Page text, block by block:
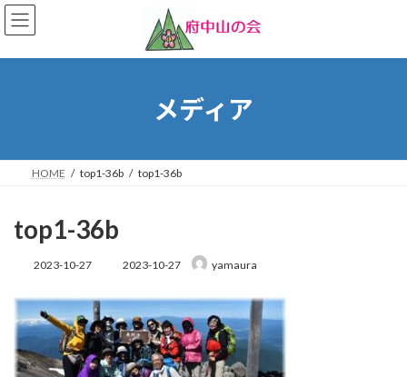
コ
ン
ン
ナ
ビ
ー
メディア
HOME top1-36b top1-36b
top1-36b
2023-10-27
最
新
日
時
:
2023-10-27 yamaura